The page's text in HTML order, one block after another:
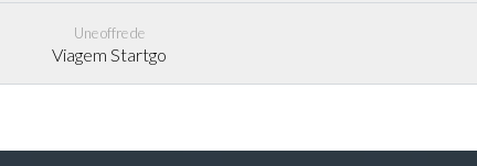
Une offre de
Viagem Startgo